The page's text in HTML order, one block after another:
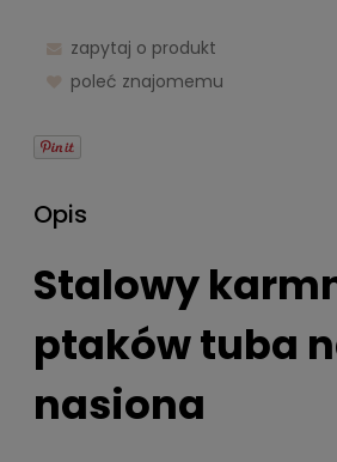
zapytaj o produkt
poleć znajomemu
Opis
Stalowy
ptaków tuba
nasiona